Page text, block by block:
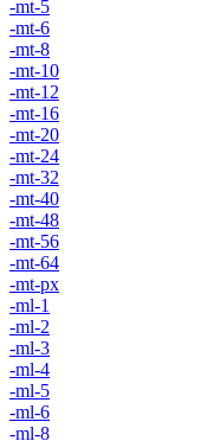
-mt-5
-mt-6
-mt-8
-mt-10
-mt-12
-mt-16
-mt-20
-mt-24
-mt-32
-mt-40
-mt-48
-mt-56
-mt-64
-mt-px
-ml-1
-ml-2
-ml-3
-ml-4
-ml-5
-ml-6
-ml-8